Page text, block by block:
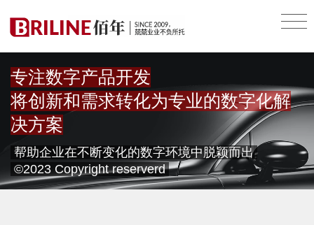
专注数字产品开发
将创新和需求转化为专业的数字化解
决方案
帮助企业在不断变化的数字环境中脱颖而出
©2023 Copyright reserverd